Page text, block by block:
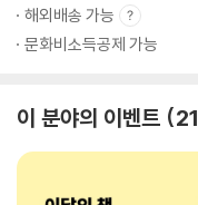
해외배송 가능
문화비소득공제 가능
이 분야의 이벤트 21